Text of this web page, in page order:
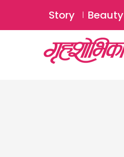
Story Beauty